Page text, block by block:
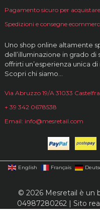
Pagamento sicuro per
Spedizioni e consegne
Uno shop online altamente
dell’illuminazione in grado
offrirti un’esperienza unica
Scopri chi siamo…
Via Abruzzo 19/A 31033
+ 39 342 0678538
Email: info@mesretail.com
English Français
© 2026 Mesretail è un
04987280262 | Sito